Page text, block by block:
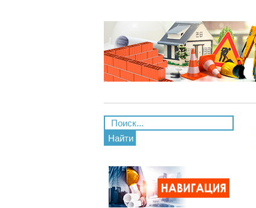
Найти